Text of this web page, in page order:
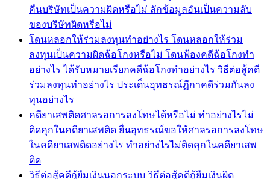
คืนบริษัทเป็นความผิดหรือไม่ ลักข้อมูลอันเป็นความลับ
ของบริษัทผิดหรือไม่
โดนหลอกให้ร่วมลงทุนทำอย่างไร โดนหลอกให้ร่วม
ลงทุนเป็นความผิดฉ้อโกงหรือไม่ โดนฟ้องคดีฉ้อโกงทำ
อย่างไร ได้รับหมายเรียกคดีฉ้อโกงทำอย่างไร วิธีต่อสู้คดี
ร่วมลงทุนทำอย่างไร ประเด็นอุทธรณ์ฏีกาคดีร่วมกันลง
ทุนอย่างไร
คดียาเสพติดศาลรอการลงโทษได้หรือไม่ ทำอย่างไรไม่
ติดคุกในคดียาเสพติด ยื่นอุทธรณ์ขอให้ศาลรอการลงโทษ
ในคดียาเสพติดอย่างไร ทำอย่างไรไม่ติดคุกในคดียาเสพ
ติด
วิธีต่อสู้คดีกู้ยืมเงินนอกระบบ วิธีต่อสู้คดีกู้ยืมเงินผิด